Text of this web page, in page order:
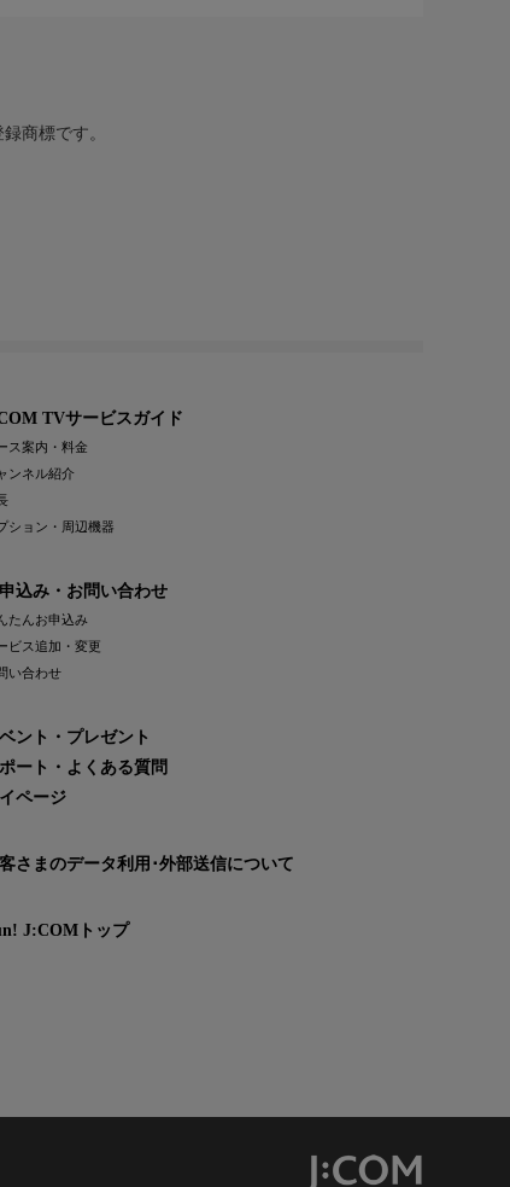
商標です。
TVサービスガイド
ス案内・料金
ンネル紹介
ション・周辺機器
込み・お問い合わせ
たんお申込み
ビス追加・変更
い合わせ
ント・プレゼント
ート・よくある質問
ページ
さまのデータ利用･外部送信について
J:COMトップ